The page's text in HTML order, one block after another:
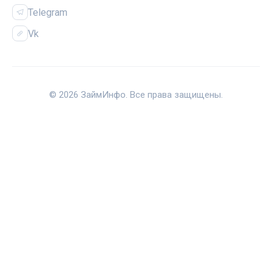
Telegram
Vk
© 2026 ЗаймИнфо. Все права защищены.